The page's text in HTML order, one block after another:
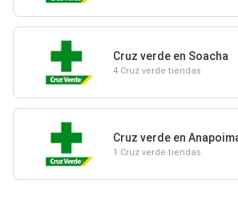
Cruz verde en Soacha
4 Cruz verde tiendas
Cruz verde en
1 Cruz verde tiendas